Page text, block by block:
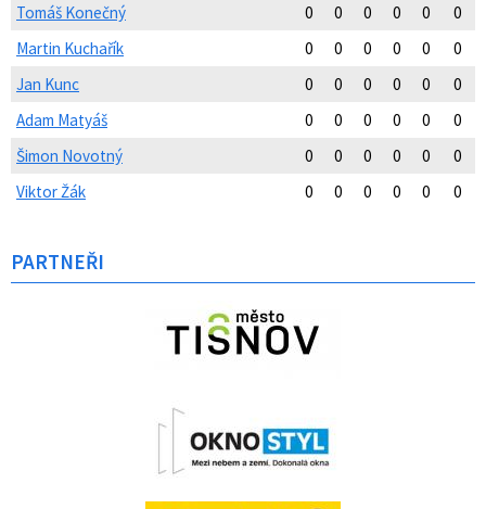
Tomáš Konečný
0 0 0 0 0
0
Martin Kuchařík
0 0 0 0 0
0
Jan Kunc
0 0 0 0 0
0
Adam Matyáš
0 0 0 0 0
0
Šimon Novotný
0 0 0 0 0
0
Viktor Žák
0 0 0 0 0 0
PARTNEŘI